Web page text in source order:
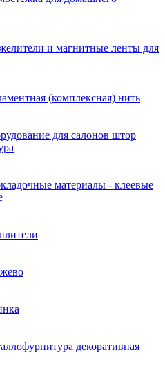
и магнитные ленты для
(комплексная) нить
для салонов штор
материалы - клеевые
декоративная